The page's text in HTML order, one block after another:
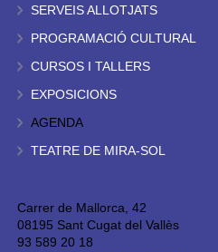
SERVEIS ALLOTJATS
PROGRAMACIÓ CULTURAL
CURSOS I TALLERS
EXPOSICIONS
AGENDA
TEATRE DE MIRA-SOL
Carrer de Mallorca, 42
08195 Sant Cugat del Vallès
93 589 20 18